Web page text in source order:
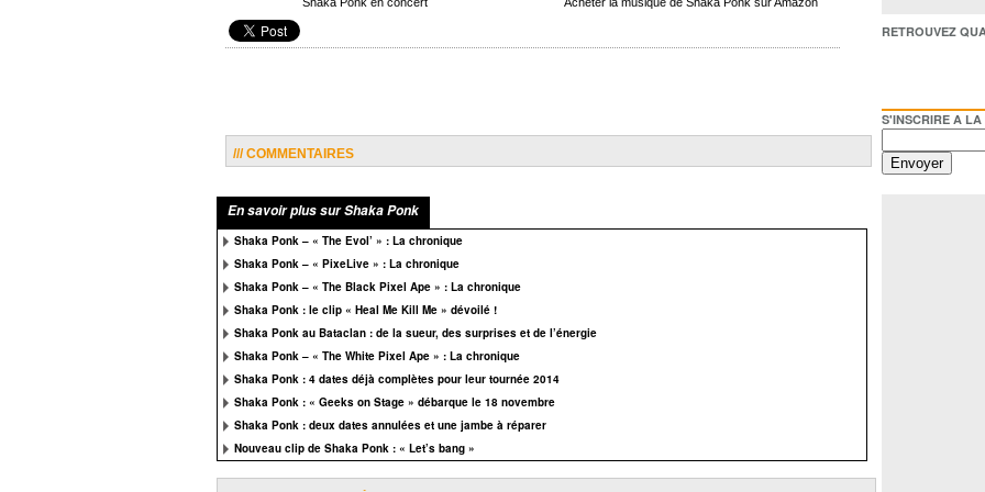
/// COMMENTAIRES
En savoir plus sur Shaka Ponk
Shaka Ponk – « The Evol’ » : La chronique
Shaka Ponk – « PixeLive » : La chronique
Shaka Ponk – « The Black Pixel Ape » : La chronique
Shaka Ponk : le clip « Heal Me Kill Me » dévoilé !
Shaka Ponk au Bataclan : de la sueur, des surprises et de l’énergie
Shaka Ponk – « The White Pixel Ape » : La chronique
Shaka Ponk : 4 dates déjà complètes pour leur tournée 2014
Shaka Ponk : « Geeks on Stage » débarque le 18 novembre
Shaka Ponk : deux dates annulées et une jambe à réparer
Nouveau clip de Shaka Ponk : « Let’s bang »
RETROUVEZ
S'INSCRIRE A LA